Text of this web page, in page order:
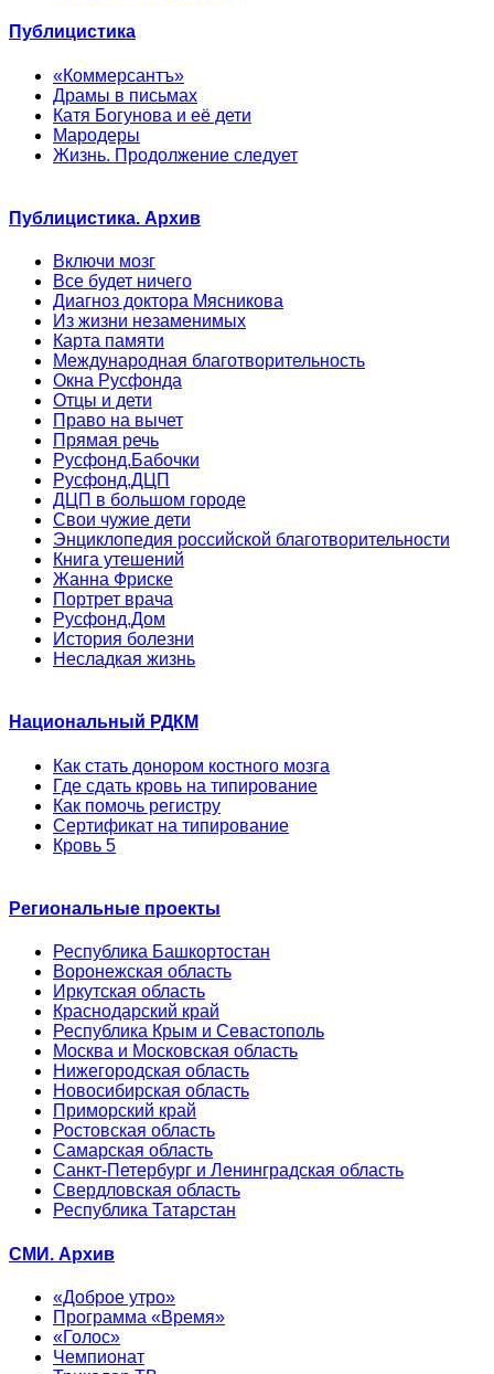
Публицистика
«Коммерсантъ»
Драмы в письмах
Катя Богунова и её дети
Мародеры
Жизнь. Продолжение следует
Публицистика. Архив
Включи мозг
Все будет ничего
Диагноз доктора Мясникова
Из жизни незаменимых
Карта памяти
Международная благотворительность
Окна Русфонда
Отцы и дети
Право на вычет
Прямая речь
Русфонд.Бабочки
Русфонд.ДЦП
ДЦП в большом городе
Свои чужие дети
Энциклопедия российской благотворительности
Книга утешений
Жанна Фриске
Портрет врача
Русфонд.Дом
История болезни
Несладкая жизнь
Национальный РДКМ
Как стать донором костного мозга
Где сдать кровь на типирование
Как помочь регистру
Сертификат на типирование
Кровь 5
Региональные проекты
Республика Башкортостан
Воронежская область
Иркутская область
Краснодарский край
Республика Крым и Севастополь
Москва и Московская область
Нижегородская область
Новосибирская область
Приморский край
Ростовская область
Самарская область
Санкт-Петербург и Ленинградская область
Свердловская область
Республика Татарстан
СМИ. Архив
«Доброе утро»
Программа «Время»
«Голос»
Чемпионат